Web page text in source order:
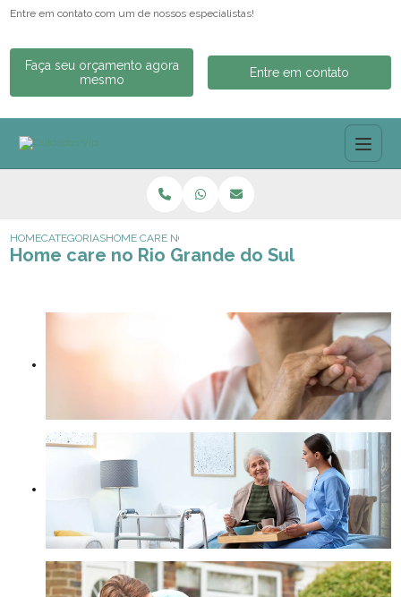
Entre em contato com um de nossos especialistas!
Faça seu orçamento agora
mesmo
Entre em contato
HOMECATEGORIASHOME CARE NO RIO GRANDE DO SUL
Home care no Rio Grande do Sul